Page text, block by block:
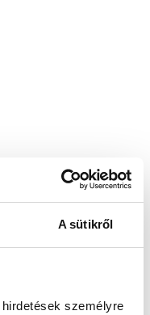
A sütikről
személyre